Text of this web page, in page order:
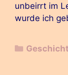
unbeirrt im
wurde ich
Kategorien